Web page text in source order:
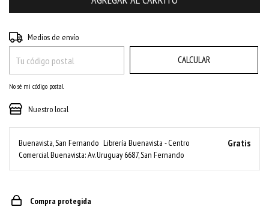
Entregas para el CP:
Medios de envío
CALCULAR
No sé mi código postal
Nuestro local
Buenavista, San Fernando Librería Buenavista - Centro
Comercial Buenavista: Av. Uruguay 6687, San Fernando
Gratis
Compra protegida